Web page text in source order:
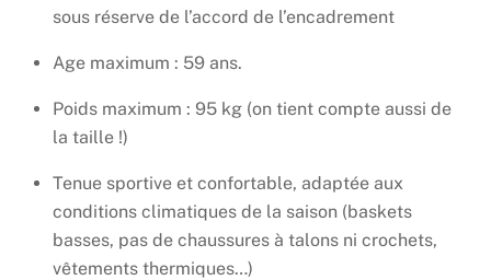
sous réserve de l’accord de l’encadrement
Age maximum : 59 ans.
Poids maximum : 95 kg (on tient compte aussi de
la taille !)
Tenue sportive et confortable, adaptée aux
conditions climatiques de la saison (baskets
basses, pas de chaussures à talons ni crochets,
vêtements thermiques…)